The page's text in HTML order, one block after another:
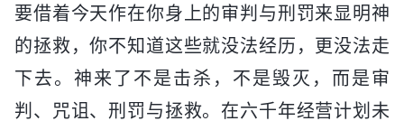
要借着今天作在你身上的审判与刑罚来显明神
的拯救，你不知道这些就没法经历，更没法走
下去。神来了不是击杀，不是毁灭，而是审
判、咒诅、刑罚与拯救。在六千年经营计划未